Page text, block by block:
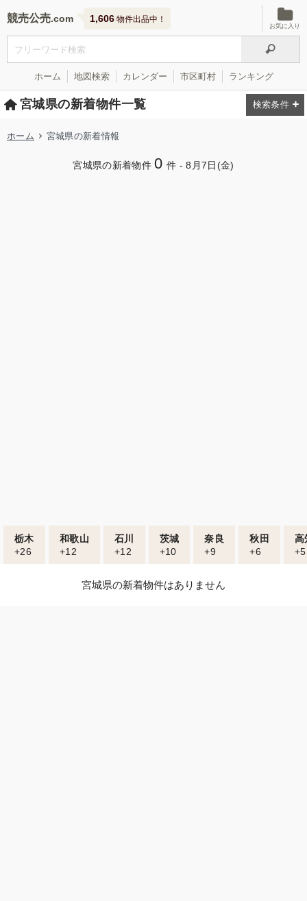
競売公売 1,606 物件出品中！
お気に入り
ホーム 地図検索 カレンダー 市区町村 ランキング
宮城県の新着物件一覧
ホーム 宮城県の新着情報
宮城県の新着物件0 件 -8月7日(金)
栃木
+26
和歌山
+12
石川
+12
茨城
+10
奈良
+9
秋田
+6
高
+5
宮城県の新着物件はありません